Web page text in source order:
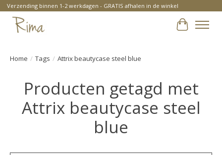
Verzending binnen 1-2 werkdagen - GRATIS afhalen in de winkel
Home / Tags / Attrix beautycase steel blue
Producten getagd met
Attrix beautycase steel
blue